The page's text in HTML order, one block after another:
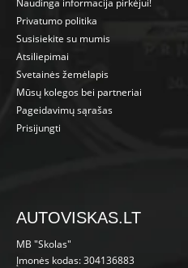
Privatumo politika
Susisiekite su mumis
Atsiliepimai
Svetainės žemėlapis
Mūsų kolegos bei partneriai
Pageidavimų sąrašas
Prisijungti
AUTOVISKAS.LT
MB "Skolas"
Įmonės kodas: 304136883